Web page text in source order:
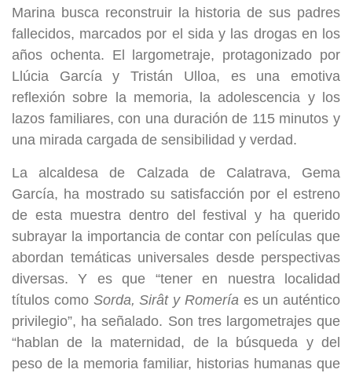
Marina busca reconstruir la historia de sus padres
fallecidos, marcados por el sida y las drogas en los
años ochenta. El largometraje, protagonizado por
Llúcia García y Tristán Ulloa, es una emotiva
reflexión sobre la memoria, la adolescencia y los
lazos familiares, con una duración de 115 minutos y
una mirada cargada de sensibilidad y verdad.
La alcaldesa de Calzada de Calatrava, Gema
García, ha mostrado su satisfacción por el estreno
de esta muestra dentro del festival y ha querido
subrayar la importancia de contar con películas que
abordan temáticas universales desde perspectivas
diversas. Y es que “tener en nuestra localidad
títulos como Sorda, Sirât y Romeríaes un auténtico
privilegio”, ha señalado. Son tres largometrajes que
“hablan de la maternidad, de la búsqueda y del
peso de la memoria familiar, historias humanas que